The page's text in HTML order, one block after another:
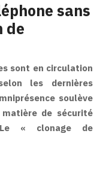
sans
de
sont en circulation
les dernières
soulève
de sécurité
« clonage de